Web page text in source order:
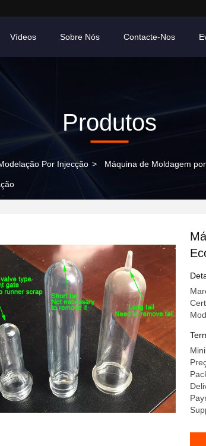
Vídeos Sobre Nós Contacte-Nos
Produtos
Por Injecção > Máquina de Moldagem